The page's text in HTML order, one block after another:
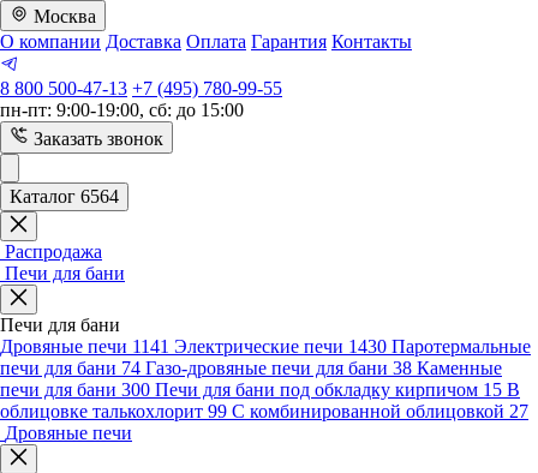
Москва
О компании Доставка Оплата Гарантия Контакты
8 800 500-47-13 +7 (495) 780-99-55
пн-пт: 9:00-19:00, сб: до 15:00
Заказать звонок
Каталог 6564
Распродажа
Печи для бани
Печи для бани
Дровяные печи 1141 Электрические печи 1430 Паротермальные
печи для бани 74 Газо-дровяные печи для бани 38 Каменные
печи для бани 300 Печи для бани под обкладку кирпичом 15 В
облицовке талькохлорит 99 С комбинированной облицовкой 27
Дровяные печи